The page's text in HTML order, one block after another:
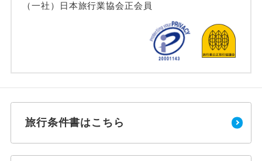
（一社）日本旅行業協会正会員
旅行条件書はこちら